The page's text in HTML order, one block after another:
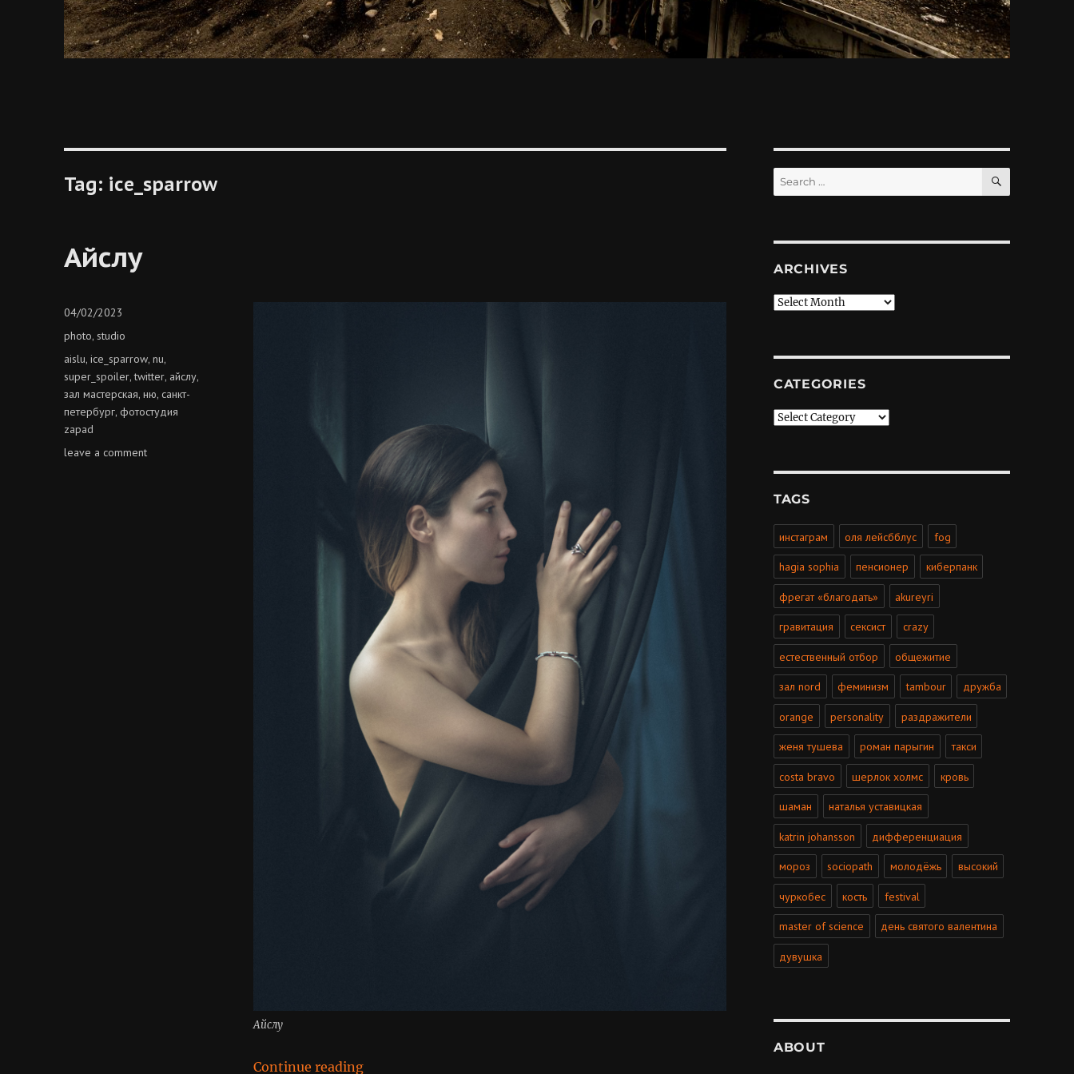
Tag: ice_sparrow
Айслу
Айслу
Continue reading“Айслу”
Posted
04/02/2023
Categories
photo, studio
Tags
aislu,ice_sparrow,nu,
super_spoiler,twitter, айслу,
зал мастерская,ню,санкт-
петербург,фотостудия
zapad
leave a commenton
Search
for:
SEARCH
ARCHIVES
Archives
CATEGORIES
Categories
TAGS
инстаграм оля лейсбблус fog
hagia sophia пенсионер киберпанк
фрегат «благодать» akureyri
гравитация сексист crazy
естественный отбор общежитие
зал nord феминизм tambour дружба
orange personality раздражители
женя тушева роман парыгин такси
costa bravo шерлок холмс кровь
шаман наталья уставицкая
katrin johansson дифференциация
мороз sociopath молодёжь высокий
чуркобес кость festival
master of science день святого валентина
дувушка
ABOUT